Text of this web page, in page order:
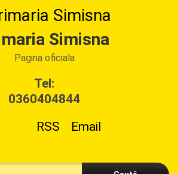
Simisna
Pagina oficiala
Tel:
0360404844
RSS
Email